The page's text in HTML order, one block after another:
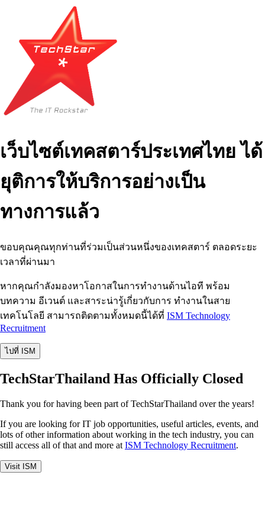
เว็บไซต์เทคสตาร์ประเทศไทย ได้
ยุติการให้บริการอย่างเป็น
ทางการแล้ว
ขอบคุณคุณทุกท่านที่ร่วมเป็นส่วนหนึ่งของเทคสตาร์ ตลอดระยะ
เวลาที่ผ่านมา
หากคุณกำลังมองหาโอกาสในการทำงานด้านไอที พร้อม
บทความ อีเวนต์ และสาระน่ารู้เกี่ยวกับการ ทำงานในสาย
เทคโนโลยี สามารถติดตามทั้งหมดนี้ได้ที่ ISM Technology
Recruitment
ไปที่ ISM
TechStarThailand Has Officially Closed
Thank you for having been part of TechStarThailand over the years!
If you are looking for IT job opportunities, useful articles, events, and
lots of other information about working in the tech industry, you can
still access all of that and more at ISM Technology Recruitment.
Visit ISM